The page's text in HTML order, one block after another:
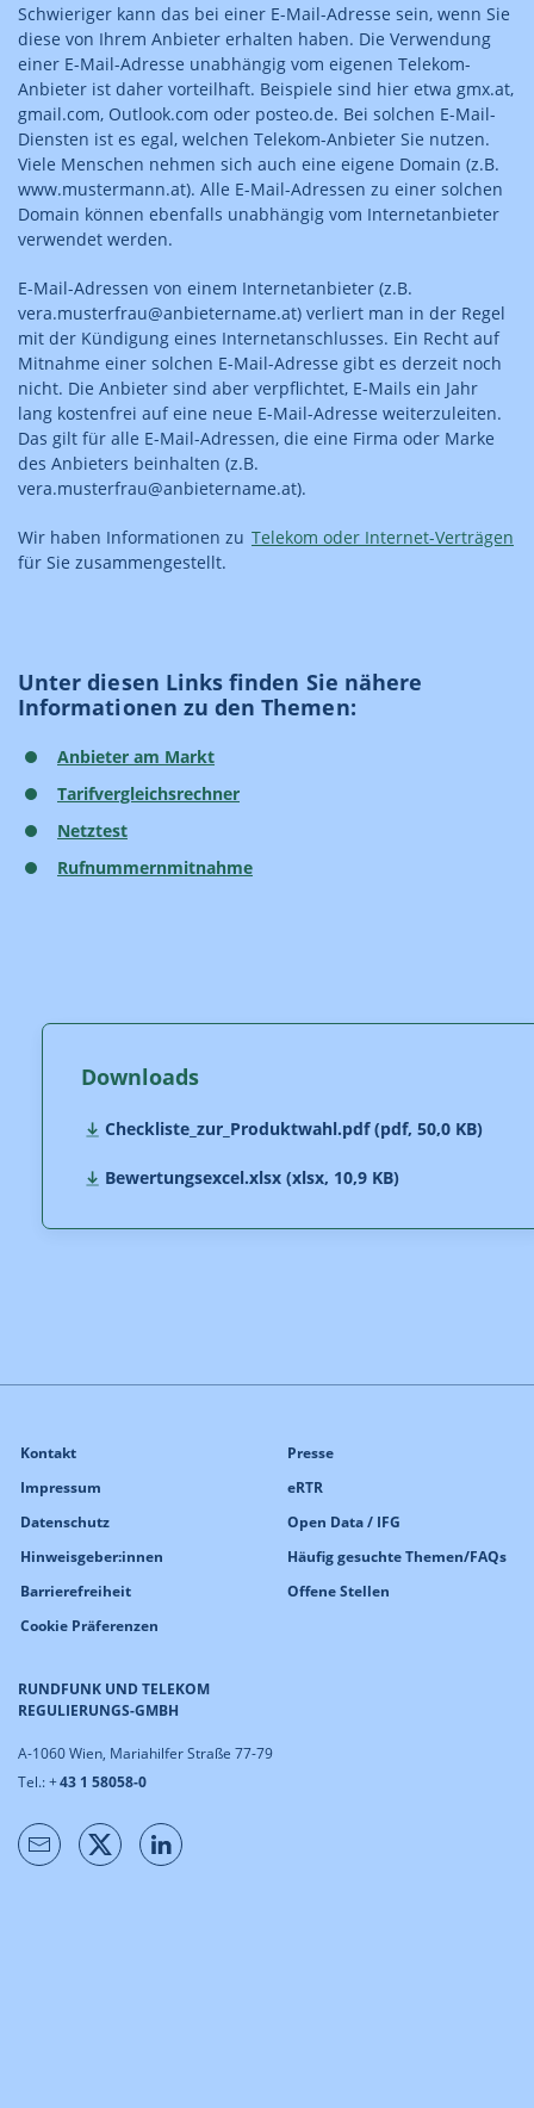
Schwieriger kann das bei einer E-Mail-Adresse sein, wenn Sie
diese von Ihrem Anbieter erhalten haben. Die Verwendung
einer E-Mail-Adresse unabhängig vom eigenen Telekom-
Anbieter ist daher vorteilhaft. Beispiele sind hier etwa gmx.at,
gmail.com, Outlook.com oder posteo.de. Bei solchen E-Mail-
Diensten ist es egal, welchen Telekom-Anbieter Sie nutzen.
Viele Menschen nehmen sich auch eine eigene Domain (z.B.
www.mustermann.at). Alle E-Mail-Adressen zu einer solchen
Domain können ebenfalls unabhängig vom Internetanbieter
verwendet werden.
E-Mail-Adressen von einem Internetanbieter (z.B.
vera.musterfrau@anbietername.at) verliert man in der Regel
mit der Kündigung eines Internetanschlusses. Ein Recht auf
Mitnahme einer solchen E-Mail-Adresse gibt es derzeit noch
nicht. Die Anbieter sind aber verpflichtet, E-Mails ein Jahr
lang kostenfrei auf eine neue E-Mail-Adresse weiterzuleiten.
Das gilt für alle E-Mail-Adressen, die eine Firma oder Marke
des Anbieters beinhalten (z.B.
vera.musterfrau@anbietername.at).
Wir haben Informationen zu Telekom oder Internet-Verträgen
für Sie zusammengestellt.
Unter diesen Links finden Sie nähere
Informationen zu den Themen:
Anbieter am Markt
Tarifvergleichsrechner
Netztest
Rufnummernmitnahme
Downloads
Checkliste_zur_Produktwahl.pdf (pdf, 50,0 KB)
Bewertungsexcel.xlsx (xlsx, 10,9 KB)
RUNDFUNK UND TELEKOM
REGULIERUNGS-GMBH
A-1060 Wien, Mariahilfer Straße 77-79
Tel.: +43 1 58058-0
Kontakt
Impressum
Datenschutz
Hinweisgeber:innen
Barrierefreiheit
Cookie Präferenzen
Presse
eRTR
Open Data / IFG
Häufig gesuchte Themen/FAQs
Offene Stellen